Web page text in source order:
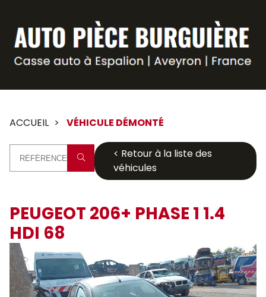
ACCUEIL VÉHICULE DÉMONTÉ
< Retour à la liste des
véhicules
PEUGEOT 206+ PHASE 1 1.4
HDI 68